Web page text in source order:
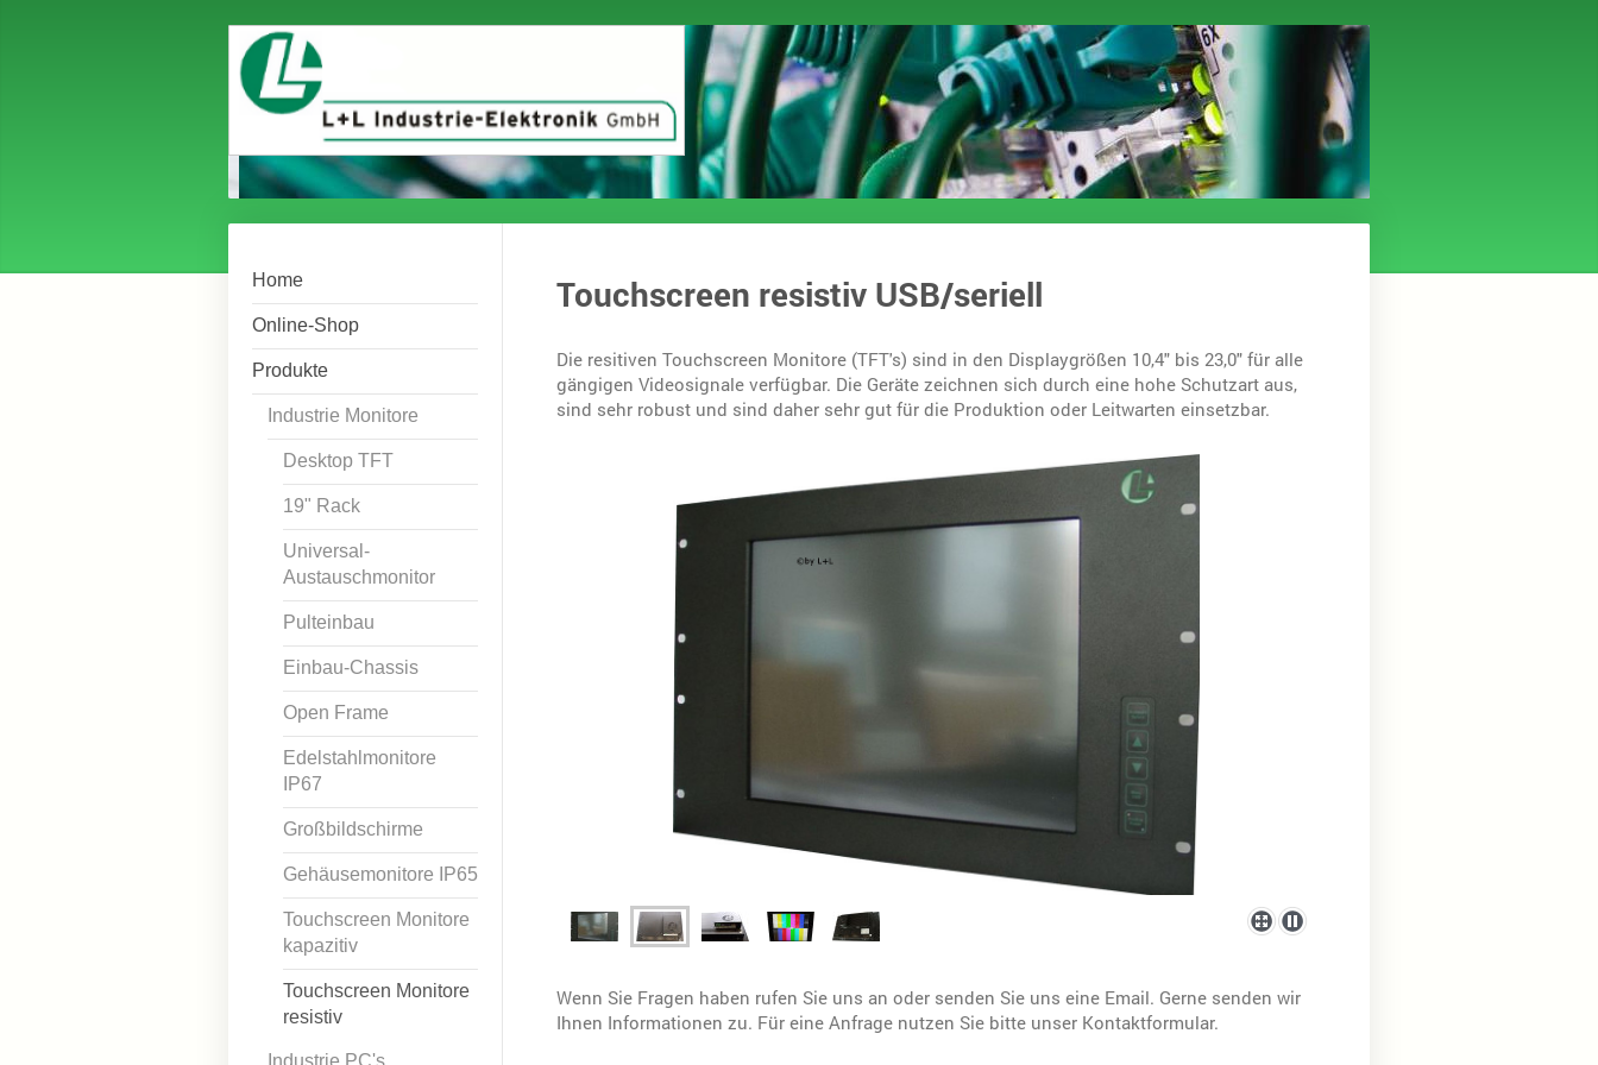
Home
Online-Shop
Produkte
Industrie Monitore
Desktop TFT
19" Rack
Universal-
Austauschmonitor
Pulteinbau
Einbau-Chassis
Open Frame
Edelstahlmonitore
IP67
Großbildschirme
Gehäusemonitore IP65
Touchscreen Monitore
kapazitiv
Touchscreen Monitore
resistiv
Industrie PC's
Touchscreen resistiv USB/seriell
Die resitiven Touchscreen Monitore (TFT's) sind in den Displaygrößen 10,4" bis 23,0" für alle
gängigen Videosignale verfügbar. Die Geräte zeichnen sich durch eine hohe Schutzart aus,
sind sehr robust und sind daher sehr gut für die Produktion oder Leitwarten einsetzbar.
Wenn Sie Fragen haben rufen Sie uns an oder senden Sie uns eine Email. Gerne senden wir
Ihnen Informationen zu. Für eine Anfrage nutzen Sie bitte unser Kontaktformular.